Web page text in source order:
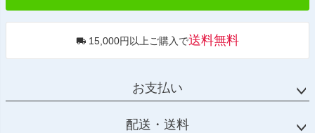
15,000円以上ご購入で送料無料
お支払い
配送・送料